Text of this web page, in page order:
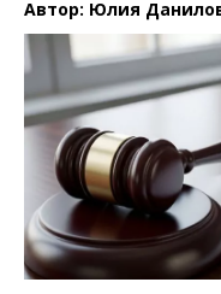
Автор: Юлия